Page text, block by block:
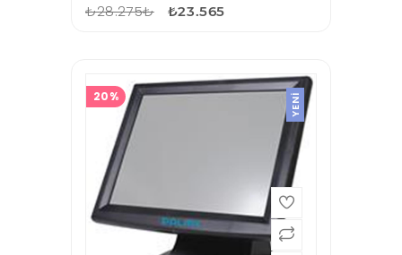
₺28.275₺ ₺23.565
20% YENI